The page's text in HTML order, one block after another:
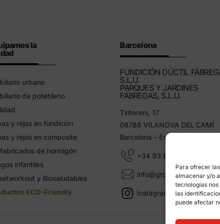
Para ofrecer
almacenar y/o
tecnologías
las
puede afectar
la
urbano
de polietileno
y rejas en fundición
y rejas en composite
de hormigón
infantiles
y Biosaludables
ECO-Friendly
Barcelona
FUNDICIÓN DÚCTIL
S.L.U.
PARQUES Y JARDINES
FÁBREGAS, S.L.U.
Tintorers, 17
08788 VILANOVA DEL CAMÍ
Barcelona – España
+34 93 805 11 25
info@grupfabregas.com
Instagram Grup Fábregas